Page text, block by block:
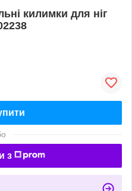
килимки для ніг
з